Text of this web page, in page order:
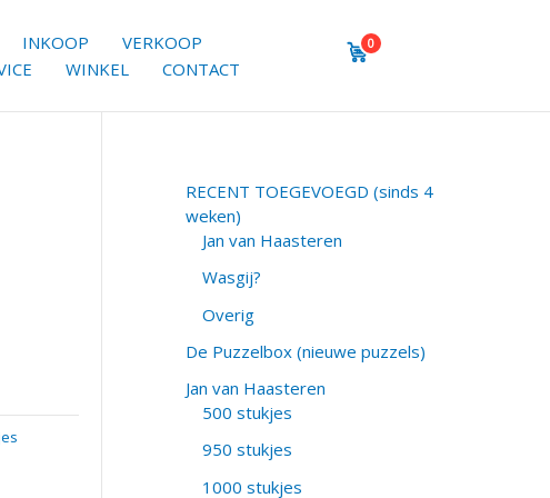
INKOOP
VERKOOP
WINKEL CONTACT
0
RECENT TOEGEVOEGD (sinds 4
weken)
Jan van Haasteren
Wasgij?
Overig
De Puzzelbox (nieuwe puzzels)
Jan van Haasteren
500 stukjes
950 stukjes
1000 stukjes